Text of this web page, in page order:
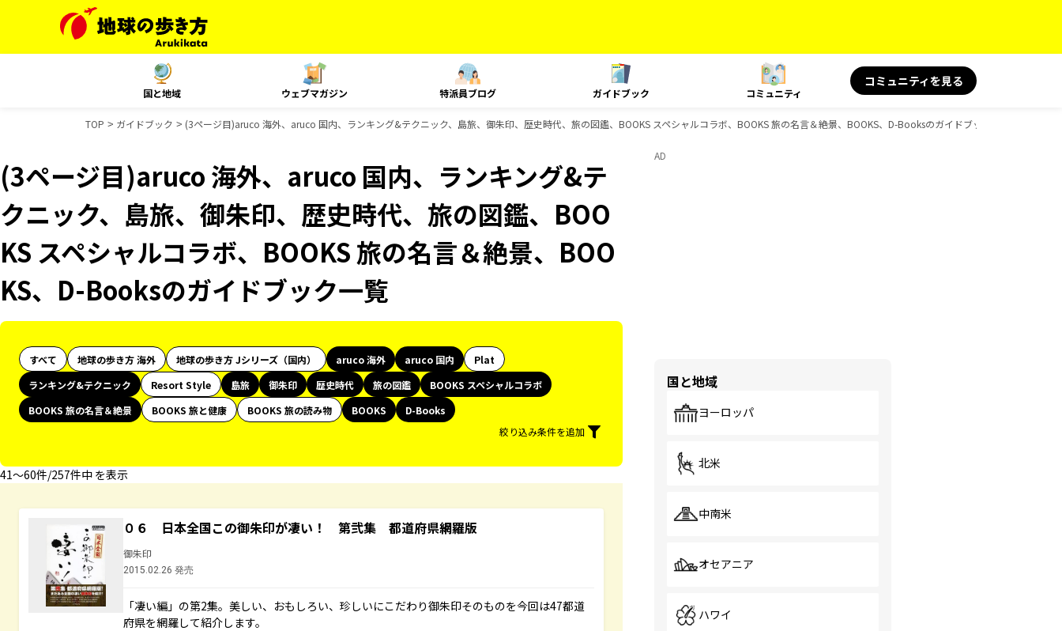
国と地域 ウェブマガジン 特派員ブログ ガイドブック コミュニティ
コミュニティを見る
TOP ガイドブック (3ページ目)aruco 海外、aruco 国内、ランキング&テクニック、島旅、御朱印、歴史時代、旅の図鑑、BOOKS スペシャルコラボ、BOOKS 旅の名言＆絶景、BOOKS、D-Booksのガイドブック一覧
(3ページ目)aruco 海外、aruco 国内、ランキング&テ
クニック、島旅、御朱印、歴史時代、旅の図鑑、BOO
KS スペシャルコラボ、BOOKS 旅の名言＆絶景、BOO
KS、D-Booksのガイドブック一覧
すべて 地球の歩き方 海外 地球の歩き方 Jシリーズ（国内） aruco 海外 aruco 国内
Plat
ランキング&テクニック
Resort Style 島旅 御朱印 歴史時代 旅の図鑑
BOOKS スペシャルコラボ
BOOKS 旅の名言＆絶景
BOOKS 旅と健康 BOOKS 旅の読み物 BOOKS
D-Books
絞り込み条件を追加
41〜60件/257件中 を表示
０６ 日本全国この御朱印が凄い！ 第弐集 都道府県網羅版
御朱印
2015.02.26 発売
「凄い編」の第2集。美しい、おもしろい、珍しいにこだわり御朱印そのものを今回は47都道
府県を網羅して紹介します。
AD
国と地域
ヨーロッパ
北米
中南米
オセアニア
ハワイ